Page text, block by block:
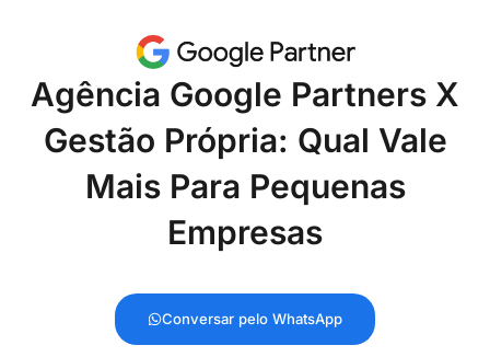
Agência Google Partners X
Gestão Própria: Qual Vale
Mais Para Pequenas
Empresas
Conversar pelo WhatsApp